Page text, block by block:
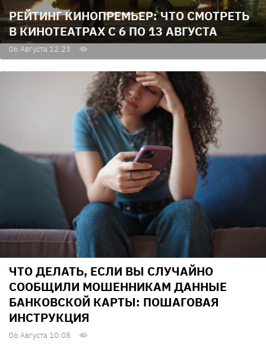
РЕЙТИНГ КИНОПРЕМЬЕР: ЧТО СМОТРЕТЬ
В КИНОТЕАТРАХ С 6 ПО 13 АВГУСТА
06 Августа 12:23
ЧТО ДЕЛАТЬ, ЕСЛИ ВЫ СЛУЧАЙНО
СООБЩИЛИ МОШЕННИКАМ ДАННЫЕ
БАНКОВСКОЙ КАРТЫ: ПОШАГОВАЯ
ИНСТРУКЦИЯ
06 Августа 10:08